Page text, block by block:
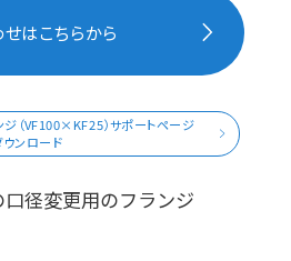
はこちらから
ジ（VF100×KF25）サポートページ
ンロード
径変更用のフランジ